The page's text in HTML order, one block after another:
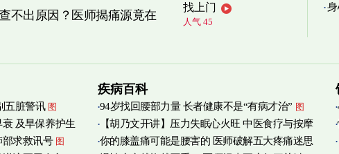
不出原因？医师揭痛源竟在
找上门
人气 45
实
五脏警讯 图
及早保养护生
求救讯号 图
疾病百科
94岁找回腰部力量 长者健康不是“有病才治” 图
【胡乃文开讲】压力失眠心火旺 中医食疗与按摩
自救
你的膝盖痛可能是腰害的 医师破解五大疼痛迷思